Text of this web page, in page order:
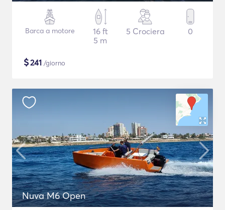
Barca a motore
16 ft
5 m
5 Crociera 0
$241 /giorno
Nuva M6 Open